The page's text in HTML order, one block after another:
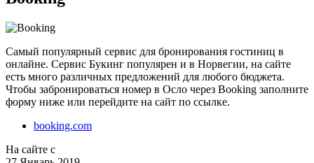
Самый популярный сервис для бронирования гостиниц в
онлайне. Сервис Букинг популярен и в Норвегии, на сайте
есть много различных предложений для любого бюджета.
Чтобы забронироваться номер в Осло через Booking заполните
форму ниже или перейдите на сайт по ссылке.
booking.com
На сайте с